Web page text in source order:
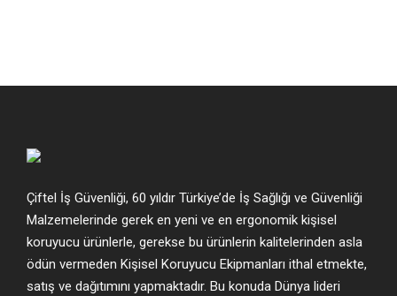
Çiftel İş Güvenliği, 60 yıldır Türkiye’de İş Sağlığı ve Güvenliği
Malzemelerinde gerek en yeni ve en ergonomik kişisel
koruyucu ürünlerle, gerekse bu ürünlerin kalitelerinden asla
ödün vermeden Kişisel Koruyucu Ekipmanları ithal etmekte,
satış ve dağıtımını yapmaktadır. Bu konuda Dünya lideri